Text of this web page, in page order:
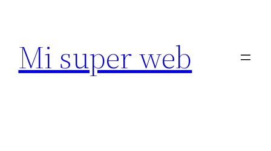
contenido
Mi super web